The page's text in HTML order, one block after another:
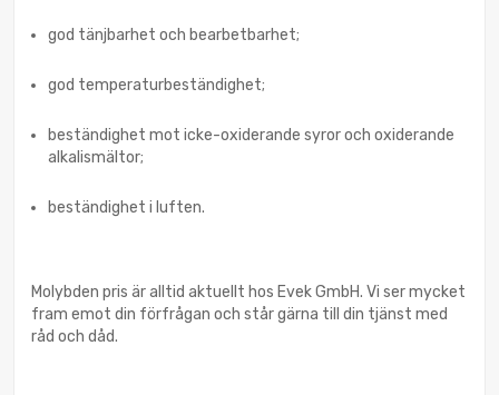
god tänjbarhet och bearbetbarhet;
god temperaturbeständighet;
beständighet mot icke-oxiderande syror och oxiderande
alkalismältor;
beständighet i luften.
Molybden pris är alltid aktuellt hos Evek GmbH. Vi ser mycket
fram emot din förfrågan och står gärna till din tjänst med
råd och dåd.